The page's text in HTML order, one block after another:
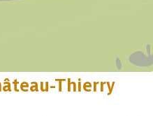
Thierry